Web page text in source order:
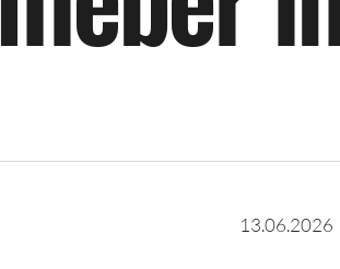
13.06.2026